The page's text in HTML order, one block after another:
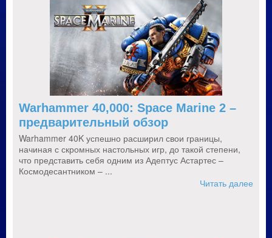
Warhammer 40,000: Space Marine 2 –
предварительный обзор
Warhammer 40K успешно расширил свои границы,
начиная с скромных настольных игр, до такой степени,
что представить себя одним из Адептус Астартес –
Космодесантником – ...
Читать далее